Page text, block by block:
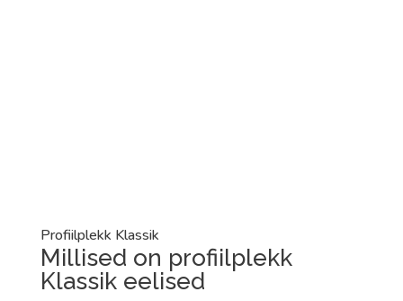
Profiilplekk Klassik
Millised on profiilplekk
Klassik eelised